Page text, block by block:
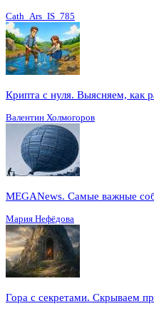
Cath_Ars_IS_785
Крипта с нуля. Выясняем, как
Валентин Холмогоров
MEGANews. Cамые важные
Мария Нефёдова
Гора с секретами. Скрываем